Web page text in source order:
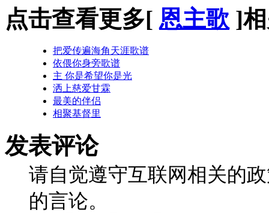
点击查看更多[ 恩主歌 ]
把爱传遍海角天涯歌谱
依偎你身旁歌谱
主 你是希望你是光
洒上慈爱甘霖
最美的伴侣
相聚基督里
发表评论
请自觉遵守互联网相关的
的言论。